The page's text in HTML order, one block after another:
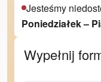
Jesteśmy
Poniedziałek –
Wypełnij